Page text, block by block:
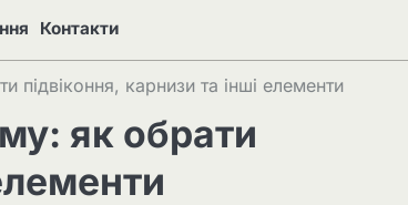
Контакти
карнизи та інші елементи
як обрати